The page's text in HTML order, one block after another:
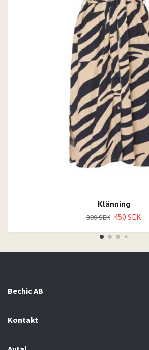
Klänning
899 SEK 450 SEK
Bechic AB
Kontakt